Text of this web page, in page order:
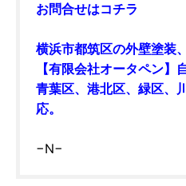
お問合せはコチラ
横浜市都筑区の外壁塗装
【有限会社オータペン】
青葉区、港北区、緑区、
応。
−N−